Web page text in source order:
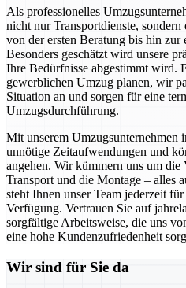
Als professionelles
nicht nur Transportdienste, sondern
von der ersten Beratung bis hin
Besonders geschätzt wird unsere
Ihre Bedürfnisse abgestimmt wird.
gewerblichen Umzug planen, wir
Situation an und sorgen für eine
Umzugsdurchführung.
Mit unserem Umzugsunternehmen
unnötige Zeitaufwendungen und
angehen. Wir kümmern uns um die
Transport und die Montage – alles
steht Ihnen unser Team jederzeit
Verfügung. Vertrauen Sie auf
sorgfältige Arbeitsweise, die uns
eine hohe Kundenzufriedenheit
Wir sind für Sie da